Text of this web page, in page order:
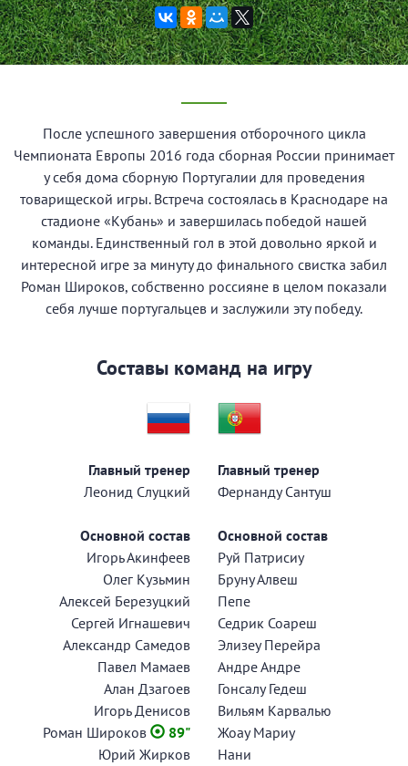
После успешного завершения отборочного цикла
Чемпионата Европы 2016 года сборная России принимает
у себя дома сборную Португалии для проведения
товарищеской игры. Встреча состоялась в Краснодаре на
стадионе «Кубань» и завершилась победой нашей
команды. Единственный гол в этой довольно яркой и
интересной игре за минуту до финального свистка забил
Роман Широков, собственно россияне в целом показали
себя лучше португальцев и заслужили эту победу.
Составы команд на игру
Главный тренер
Леонид Слуцкий
Основной состав
Игорь Акинфеев
Олег Кузьмин
Алексей Березуцкий
Сергей Игнашевич
Александр Самедов
Павел Мамаев
Алан Дзагоев
Игорь Денисов
Роман Широков
89"
Юрий Жирков
Главный тренер
Фернанду Сантуш
Основной состав
Руй Патрисиу
Бруну Алвеш
Пепе
Седрик Соареш
Элизеу Перейра
Андре Андре
Гонсалу Гедеш
Вильям Карвалью
Жоау Мариу
Нани